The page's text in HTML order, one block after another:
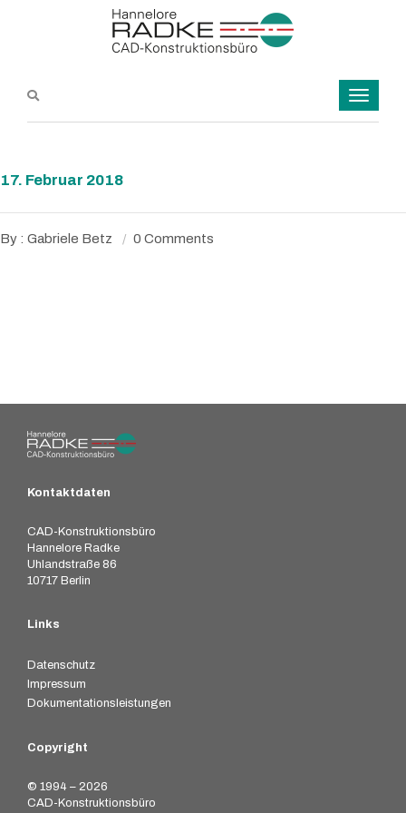
17. Februar 2018
By : Gabriele Betz 0 Comments
Kontaktdaten
CAD-Konstruktionsbüro
Hannelore Radke
Uhlandstraße 86
10717 Berlin
Links
Datenschutz
Impressum
Dokumentationsleistungen
Copyright
© 1994 – 2026
CAD-Konstruktionsbüro